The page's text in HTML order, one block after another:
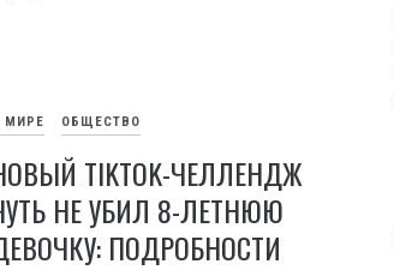
МИРЕ ОБЩЕСТВО
TIKTOK-ЧЕЛЛЕНДЖ
НЕ УБИЛ 8-ЛЕТНЮЮ
ПОДРОБНОСТИ